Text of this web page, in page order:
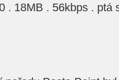
. 18MB . 56kbps . ptá